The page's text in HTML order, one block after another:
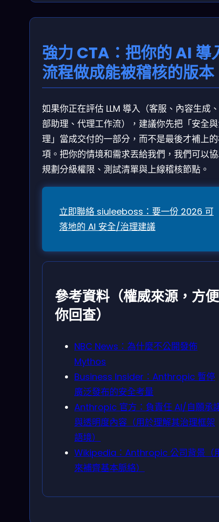
強力 CTA：把你的 AI 導
流程做成能被稽核的版本
如果你正在評估 LLM 導入（客服、內容生成
部助理、代理工作流），建議你先把「安全
理」當成交付的一部分，而不是最後才補上
項。把你的情境和需求丟給我們，我們可以
規劃分級權限、測試清單與上線稽核節點。
立即聯絡 siuleeboss：要一份 2026 可
落地的 AI 安全/治理建議
參考資料（權威來源，方便
你回查）
NBC News：為什麼不公開發佈
Mythos
Business Insider：Anthropic 暫停
廣泛發布的安全考量
Anthropic 官方：負責任 AI/自願承
與透明度內容（用於理解其治理框架
語境）
Wikipedia：Anthropic 公司背景（
來補齊基本脈絡）